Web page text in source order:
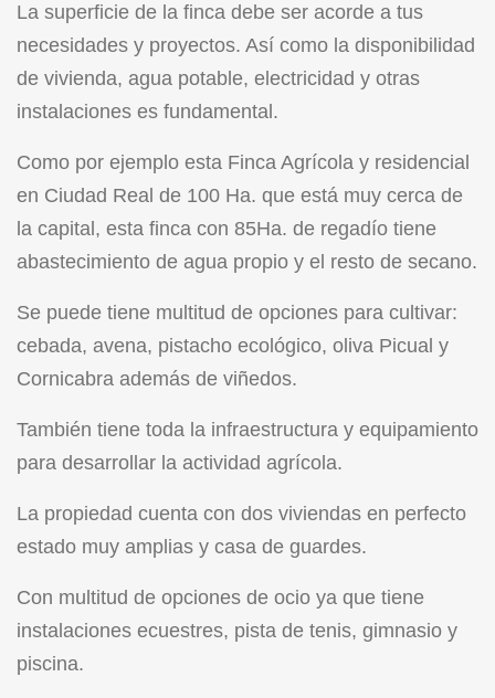
La superficie de la finca debe ser acorde a tus
necesidades y proyectos. Así como la disponibilidad
de vivienda, agua potable, electricidad y otras
instalaciones es fundamental.
Como por ejemplo esta Finca Agrícola y residencial
en Ciudad Real de 100 Ha. que está muy cerca de
la capital, esta finca con 85Ha. de regadío tiene
abastecimiento de agua propio y el resto de secano.
Se puede tiene multitud de opciones para cultivar:
cebada, avena, pistacho ecológico, oliva Picual y
Cornicabra además de viñedos.
También tiene toda la infraestructura y equipamiento
para desarrollar la actividad agrícola.
La propiedad cuenta con dos viviendas en perfecto
estado muy amplias y casa de guardes.
Con multitud de opciones de ocio ya que tiene
instalaciones ecuestres, pista de tenis, gimnasio y
piscina.